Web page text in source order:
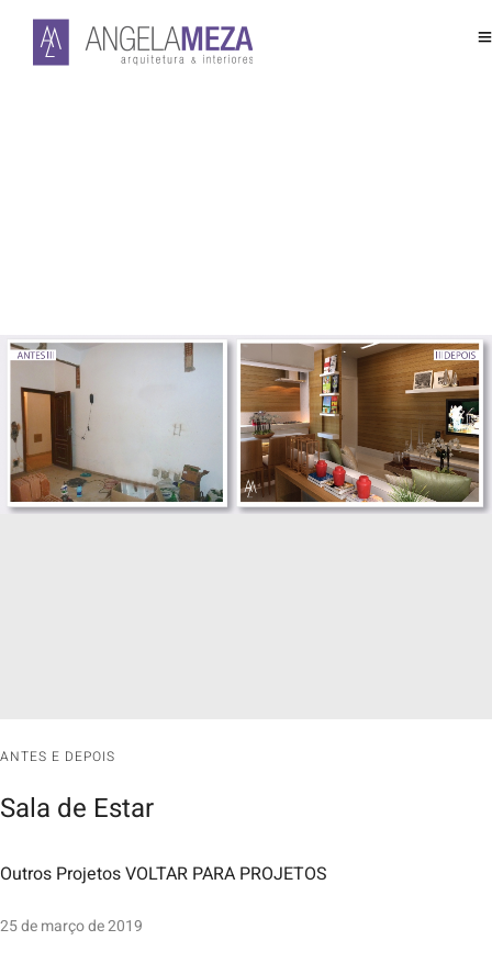
ANTES E DEPOIS
Sala de Estar
Outros Projetos VOLTAR PARA PROJETOS
25 de março de 2019